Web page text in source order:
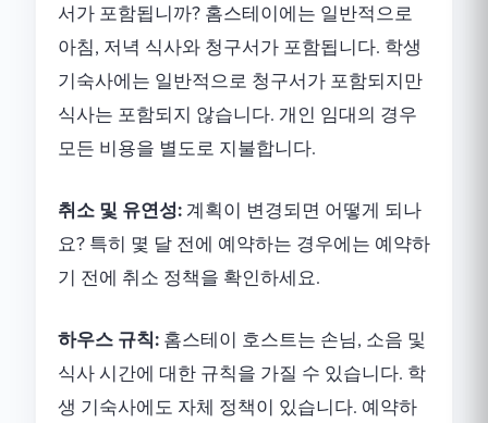
서가 포함됩니까? 홈스테이에는 일반적으로
아침, 저녁 식사와 청구서가 포함됩니다. 학생
기숙사에는 일반적으로 청구서가 포함되지만
식사는 포함되지 않습니다. 개인 임대의 경우
모든 비용을 별도로 지불합니다.
취소 및 유연성: 계획이 변경되면 어떻게 되나
요? 특히 몇 달 전에 예약하는 경우에는 예약하
기 전에 취소 정책을 확인하세요.
하우스 규칙: 홈스테이 호스트는 손님, 소음 및
식사 시간에 대한 규칙을 가질 수 있습니다. 학
생 기숙사에도 자체 정책이 있습니다. 예약하